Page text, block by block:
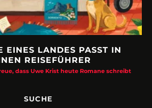
EINES LANDES PASST IN
REISEFÜHRER
dass Uwe Krist heute Romane schreibt
SUCHE